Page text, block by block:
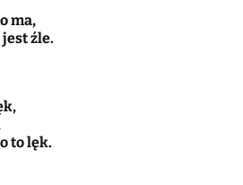
ma,
źle.
to lęk.